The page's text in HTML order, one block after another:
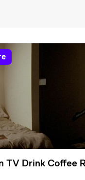
TV Drink Coffee